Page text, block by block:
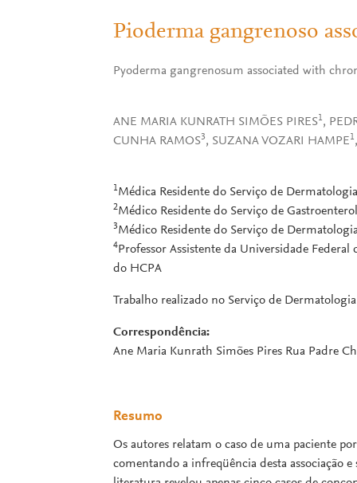
Pioderma gangrenoso
Pyoderma gangrenosum associated with
ANE MARIA KUNRATH SIMÕES PIRES1,
CUNHA RAMOS3, SUZANA VOZARI HAMPE1
1Médica Residente do Serviço de
2Médico Residente do Serviço de
3Médico Residente do Serviço de
4 Professor Assistente da Universidade
do HCPA
Trabalho realizado no Serviço de
Correspondência:
Ane Maria Kunrath Simões Pires Rua Padre
Resumo
Os autores relatam o caso de uma paciente
comentando a infreqüência desta associação